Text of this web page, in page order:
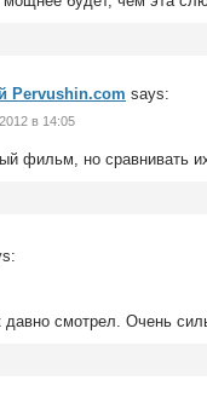
Pervushin.com says:
в 14:05
фильм, но сравнивать
смотрел. Очень